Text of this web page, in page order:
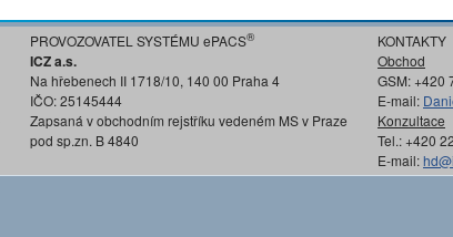
PROVOZOVATEL SYSTÉMU ePACS®
ICZ a.s.
Na hřebenech II 1718/10, 140 00 Praha 4
IČO: 25145444
Zapsaná v obchodním rejstříku vedeném MS v Praze
pod sp.zn. B 4840
KONTAKTY
Obchod
GSM: +420
E-mail:
Konzultace
Tel.: +420
E-mail: